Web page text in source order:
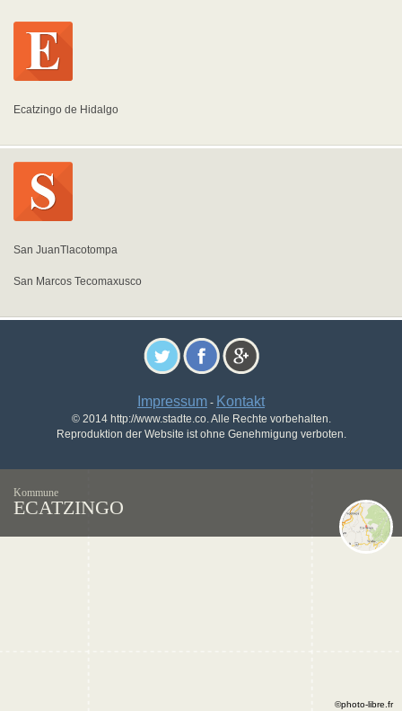
Ecatzingo de Hidalgo
San JuanTlacotompa
San Marcos Tecomaxusco
Impressum - Kontakt
© 2014 http://www.stadte.co. Alle Rechte vorbehalten.
Reproduktion der Website ist ohne Genehmigung verboten.
Kommune
ECATZINGO
©photo-libre.fr